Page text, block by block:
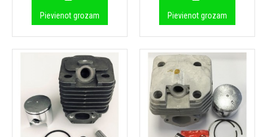
Pievienot grozam Pievienot grozam